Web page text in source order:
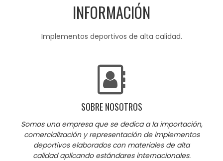
INFORMACIÓN
Implementos deportivos de alta calidad.
SOBRE NOSOTROS
Somos una empresa que se dedica a la importación,
comercialización y representación de implementos
deportivos elaborados con materiales de alta
calidad aplicando estándares internacionales.